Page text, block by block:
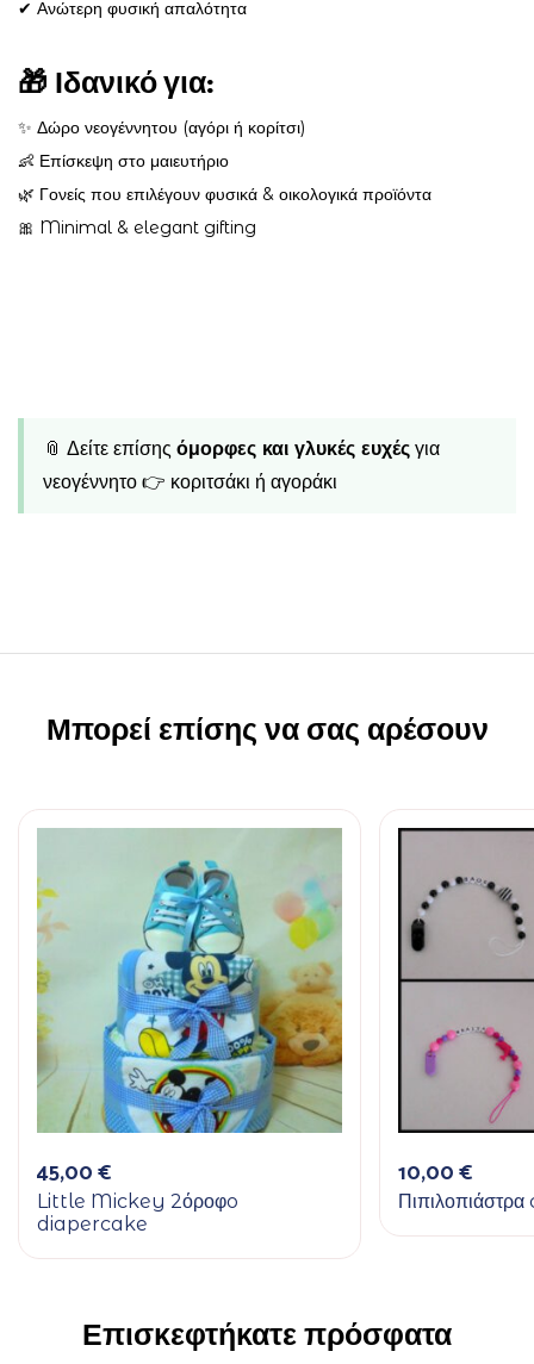
✔ Ανώτερη φυσική απαλότητα
🎁 Ιδανικό για:
✨ Δώρο νεογέννητου (αγόρι ή κορίτσι)
👶 Επίσκεψη στο μαιευτήριο
🌿 Γονείς που επιλέγουν φυσικά & οικολογικά προϊόντα
🎀 Minimal & elegant gifting
📎 Δείτε επίσης όμορφες και γλυκές ευχές για
νεογέννητο 👉 κοριτσάκι ή αγοράκι
Μπορεί επίσης να σας αρέσουν
45,00€
Little Mickey 2όροφo
diapercake
10,00€
Επισκεφτήκατε πρόσφατα